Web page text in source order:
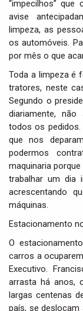
“impecilhos” que
avise
limpeza, as
os automóveis.
por mês o que
Toda a limpeza é
tratores, neste
Segundo o
diariamente,
todos os pedidos.
que nos
podermos
maquinaria
trabalhar um dia
acrescentando
máquinas.
Estacionamento
O
carros a
Executivo.
arrasta há anos,
largas centenas
país, se deslocam